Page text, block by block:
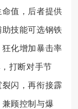
值，后者提供
技能可选钢铁
化增加暴击率
打断对手节
闪，再衔接霹
顾控制与爆